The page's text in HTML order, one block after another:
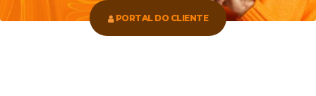
PORTAL DO CLIENTE